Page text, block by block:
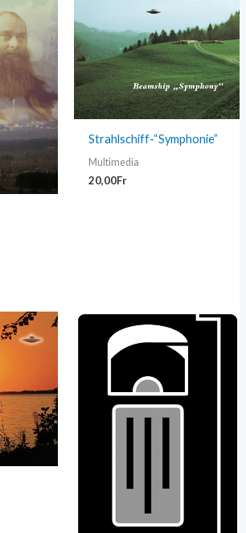
Strahlschiff-“Symphonie”
Multimedia
20,00Fr